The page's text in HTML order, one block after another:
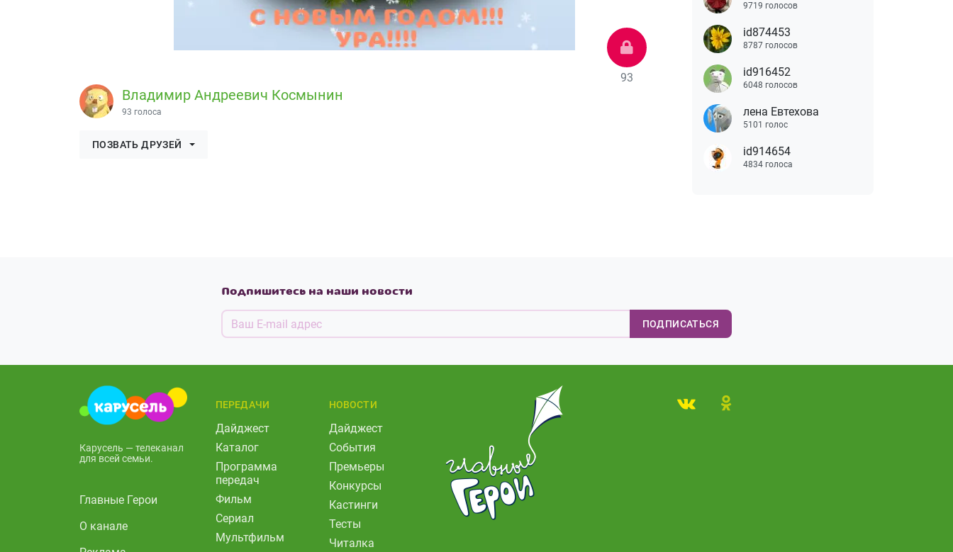
93
Владимир Андреевич Космынин
93 голоса
ПОЗВАТЬ ДРУЗЕЙ
9719 голосов
id874453
8787 голосов
id916452
6048 голосов
лена Евтехова
5101 голос
id914654
4834 голоса
Подпишитесь на наши новости
ПОДПИСАТЬСЯ
Карусель — телеканал
для всей семьи.
Главные Герои
О канале
ПЕРЕДАЧИ
Дайджест
Каталог
Программа
передач
Фильм
Сериал
Мультфильм
НОВОСТИ
Дайджест
События
Премьеры
Конкурсы
Кастинги
Тесты
Читалка